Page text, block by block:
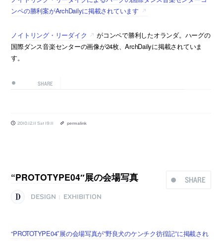
ンペの勝利案がArchDailyに掲載されています
ノイトリング・リーダイク
がコンペで勝利したオランダ。ハーグの
国際ダンス音楽センターの画像が24枚、ArchDailyに掲載されていま
す。
SHARE
2010.12.11 Sat 19:11 permalink
SHARE
“PROTOTYPE04″展の会場写真
DESIGN EXHIBITION
“PROTOTYPE04″展の会場写真が”野良犬のケンチク彷徨記”に掲載され